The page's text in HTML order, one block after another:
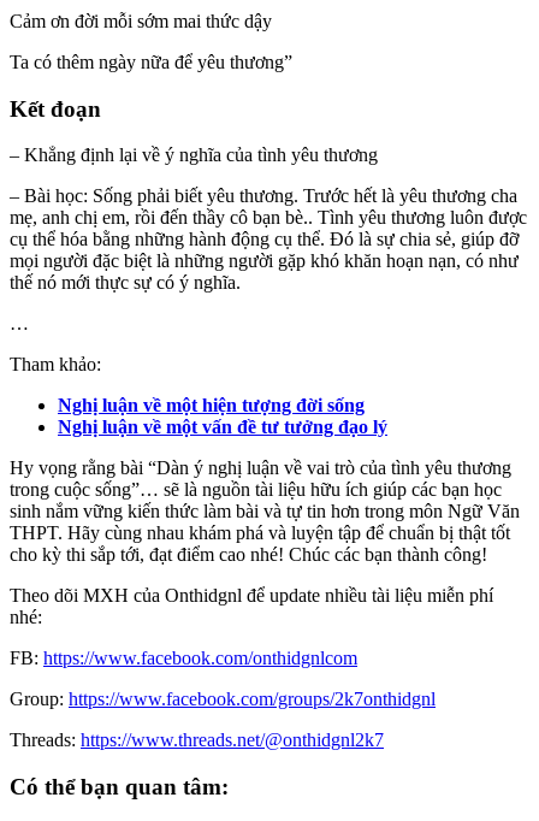
Cảm ơn đời mỗi sớm mai thức dậy
Ta có thêm ngày nữa để yêu thương”
Kết đoạn
– Khẳng định lại về ý nghĩa của tình yêu thương
– Bài học: Sống phải biết yêu thương. Trước hết là yêu thương cha
mẹ, anh chị em, rồi đến thầy cô bạn bè.. Tình yêu thương luôn được
cụ thể hóa bằng những hành động cụ thể. Đó là sự chia sẻ, giúp đỡ
mọi người đặc biệt là những người gặp khó khăn hoạn nạn, có như
thế nó mới thực sự có ý nghĩa.
…
Tham khảo:
Nghị luận về một hiện tượng đời sống
Nghị luận về một vấn đề tư tưởng đạo lý
Hy vọng rằng bài “Dàn ý nghị luận về vai trò của tình yêu thương
trong cuộc sống”… sẽ là nguồn tài liệu hữu ích giúp các bạn học
sinh nắm vững kiến thức làm bài và tự tin hơn trong môn Ngữ Văn
THPT. Hãy cùng nhau khám phá và luyện tập để chuẩn bị thật tốt
cho kỳ thi sắp tới, đạt điểm cao nhé! Chúc các bạn thành công!
Theo dõi MXH của Onthidgnl để update nhiều tài liệu miễn phí
nhé:
FB: https://www.facebook.com/onthidgnlcom
Group: https://www.facebook.com/groups/2k7onthidgnl
Threads: https://www.threads.net/@onthidgnl2k7
Có thể bạn quan tâm: